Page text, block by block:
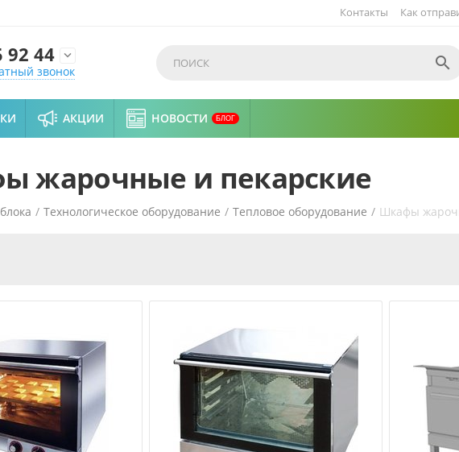
Как
Контакты
92 44 
звонок 
АКЦИИ НОВОСТИ БЛОГ
жарочные и пекарские
/ Технологическое оборудование / Тепловое оборудование / Шкафы